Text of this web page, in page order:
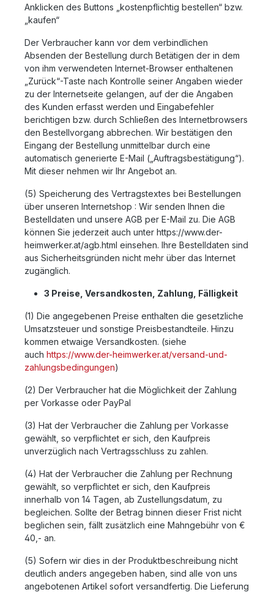
Anklicken des Buttons „kostenpflichtig bestellen“ bzw.
„kaufen“
Der Verbraucher kann vor dem verbindlichen
Absenden der Bestellung durch Betätigen der in dem
von ihm verwendeten Internet-Browser enthaltenen
„Zurück“-Taste nach Kontrolle seiner Angaben wieder
zu der Internetseite gelangen, auf der die Angaben
des Kunden erfasst werden und Eingabefehler
berichtigen bzw. durch Schließen des Internetbrowsers
den Bestellvorgang abbrechen. Wir bestätigen den
Eingang der Bestellung unmittelbar durch eine
automatisch generierte E-Mail („Auftragsbestätigung“).
Mit dieser nehmen wir Ihr Angebot an.
(5) Speicherung des Vertragstextes bei Bestellungen
über unseren Internetshop : Wir senden Ihnen die
Bestelldaten und unsere AGB per E-Mail zu. Die AGB
können Sie jederzeit auch unter https://www.der-
heimwerker.at/agb.html einsehen. Ihre Bestelldaten sind
aus Sicherheitsgründen nicht mehr über das Internet
zugänglich.
3 Preise, Versandkosten, Zahlung, Fälligkeit
(1) Die angegebenen Preise enthalten die gesetzliche
Umsatzsteuer und sonstige Preisbestandteile. Hinzu
kommen etwaige Versandkosten. (siehe
auch https://www.der-heimwerker.at/versand-und-
zahlungsbedingungen)
(2) Der Verbraucher hat die Möglichkeit der Zahlung
per Vorkasse oder PayPal
(3) Hat der Verbraucher die Zahlung per Vorkasse
gewählt, so verpflichtet er sich, den Kaufpreis
unverzüglich nach Vertragsschluss zu zahlen.
(4) Hat der Verbraucher die Zahlung per Rechnung
gewählt, so verpflichtet er sich, den Kaufpreis
innerhalb von 14 Tagen, ab Zustellungsdatum, zu
begleichen. Sollte der Betrag binnen dieser Frist nicht
beglichen sein, fällt zusätzlich eine Mahngebühr von €
40,- an.
(5) Sofern wir dies in der Produktbeschreibung nicht
deutlich anders angegeben haben, sind alle von uns
angebotenen Artikel sofort versandfertig. Die Lieferung